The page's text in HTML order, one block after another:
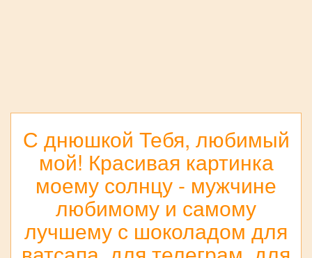
С днюшкой Тебя, любимый
мой! Красивая картинка
моему солнцу - мужчине
любимому и самому
лучшему с шоколадом для